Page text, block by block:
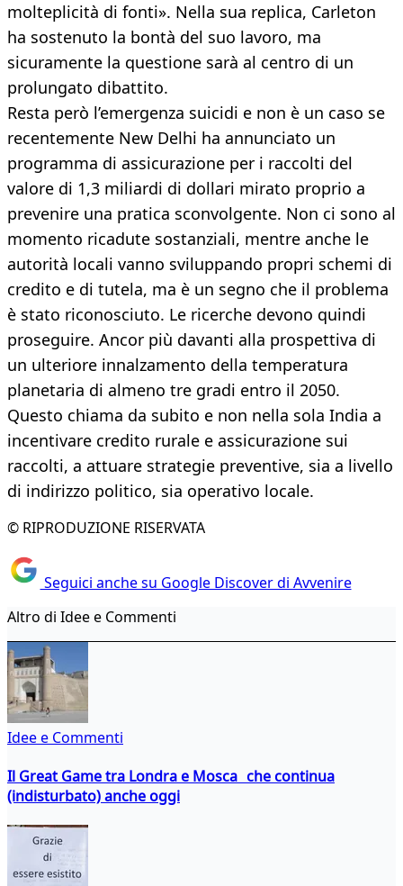
molteplicità di fonti». Nella sua replica, Carleton
ha sostenuto la bontà del suo lavoro, ma
sicuramente la questione sarà al centro di un
prolungato dibattito.
Resta però l’emergenza suicidi e non è un caso se
recentemente New Delhi ha annunciato un
programma di assicurazione per i raccolti del
valore di 1,3 miliardi di dollari mirato proprio a
prevenire una pratica sconvolgente. Non ci sono al
momento ricadute sostanziali, mentre anche le
autorità locali vanno sviluppando propri schemi di
credito e di tutela, ma è un segno che il problema
è stato riconosciuto. Le ricerche devono quindi
proseguire. Ancor più davanti alla prospettiva di
un ulteriore innalzamento della temperatura
planetaria di almeno tre gradi entro il 2050.
Questo chiama da subito e non nella sola India a
incentivare credito rurale e assicurazione sui
raccolti, a attuare strategie preventive, sia a livello
di indirizzo politico, sia operativo locale.
© RIPRODUZIONE RISERVATA
Seguici anche su Google Discover di Avvenire
Altro di Idee e Commenti
Idee e Commenti
Il Great Game tra Londra e Mosca che continua
(indisturbato) anche oggi